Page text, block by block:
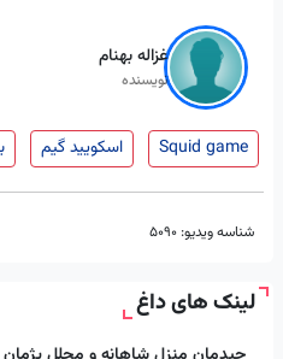
غزاله بهنام
نویسنده
Squid game اسکویید گیم
شناسه ویدیو:
لینک های داغ